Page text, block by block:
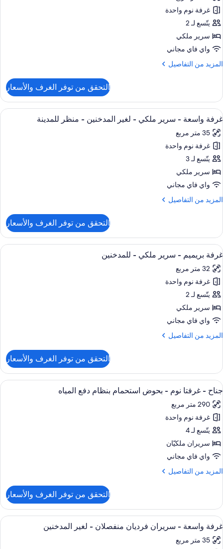
لغير
المدخنين
غرفة
ديلوكس
-
سرير
ملكي
-
غرفة نوم واحدة
يتّسع لـ 2
سرير ملكي
واي فاي مجاني
المزيد من التفاصيل
المزيد
غرفة
ديلوكس
-
سرير
ملكي
للمدخنين
التحقق من توفر الغرف والأسعار
استعراض
جميع
صور
غرفة
واسعة
-
سرير
ملكي
-
منظر
للمدينة
ميني بار وخزنة داخل الغرفة ومكتب
15
غرفة واسعة - سرير ملكي - لغير المدخنين - منظر للمدينة
35 متر مربع
غرفة نوم واحدة
يتّسع لـ 3
سرير ملكي
واي فاي مجاني
المزيد من التفاصيل
المزيد
غرفة
واسعة
-
سرير
ملكي
لغير
المدخنين
-
منظر
للمدينة
التحقق من توفر الغرف والأسعار
استعراض
جميع
صور
غرفة
بريميم
-
سرير
ملكي
-
5
غرفة بريميم - سرير ملكي - للمدخنين
32 متر مربع
غرفة نوم واحدة
يتّسع لـ 2
سرير ملكي
واي فاي مجاني
المزيد من التفاصيل
المزيد
غرفة
بريميم
-
سرير
ملكي
للمدخنين
التحقق من توفر الغرف والأسعار
استعراض
جميع
صور
جناح
-
غرفتا
نوم
-
بحوض
دفع
المياه
وحدات دش مع أحواض استحمام،
13
جناح - غرفتا نوم - بحوض استحمام بنظام دفع المياه
290 متر مربع
غرفة نوم واحدة
يتّسع لـ 4
سريران ملكيّان
واي فاي مجاني
المزيد من التفاصيل
المزيد
جناح
غرفتا
نوم
التحقق من توفر الغرف والأسعار
استعراض
جميع
صور
ميني بار وخزنة داخل الغرفة ومكتب
8
غرفة واسعة - سريران فرديان منفصلان - لغير المدخنين
35 متر مربع